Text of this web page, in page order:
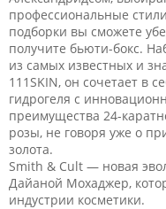
профессиональные
подборки вы сможете
получите бьюти-бокс.
из самых известных и
111SKIN, он сочетает в
гидрогеля с
преимущества 24-
розы, не говоря уже о
золота.
Smith & Cult — новая
Дайаной Мохаджер,
индустрии косметики.